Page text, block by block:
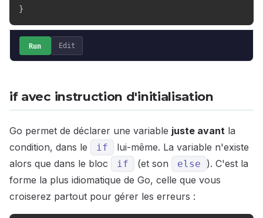
}
Run Edit
if avec instruction d'initialisation
Go permet de déclarer une variable juste avant la
condition, dans le
if
lui-même. La variable n'existe
alors que dans le bloc
if (et son else
). C'est la
forme la plus idiomatique de Go, celle que vous
croiserez partout pour gérer les erreurs :